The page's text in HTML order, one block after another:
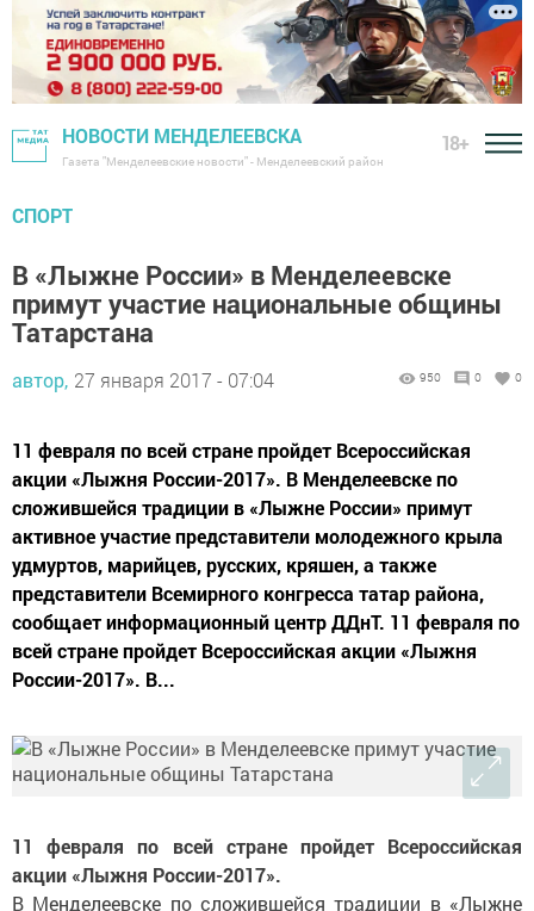
НОВОСТИ МЕНДЕЛЕЕВСКА
Газета "Менделеевские новости" - Менделеевский район
18+
СПОРТ
В «Лыжне России» в Менделеевске
примут участие национальные общины
Татарстана
автор, 27 января 2017 - 07:04 950 0 0
11 февраля по всей стране пройдет Всероссийская
акции «Лыжня России-2017». В Менделеевске по
сложившейся традиции в «Лыжне России» примут
активное участие представители молодежного крыла
удмуртов, марийцев, русских, кряшен, а также
представители Всемирного конгресса татар района,
сообщает информационный центр ДДнТ. 11 февраля по
всей стране пройдет Всероссийская акции «Лыжня
России-2017». В...
11 февраля по всей стране пройдет Всероссийская
акции «Лыжня России-2017».
В Менделеевске по сложившейся традиции в «Лыжне